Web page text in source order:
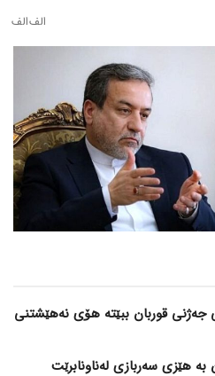
جەژنی قوربان ببێتە هۆی نەهێشتنی
هێزی سەربازی لەناونابرێت